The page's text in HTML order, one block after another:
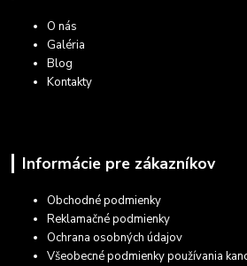
O nás
Galéria
Blog
Kontakty
Informácie pre zákazníkov
Obchodné podmienky
Reklamačné podmienky
Ochrana osobných údajov
Všeobecné podmienky používania